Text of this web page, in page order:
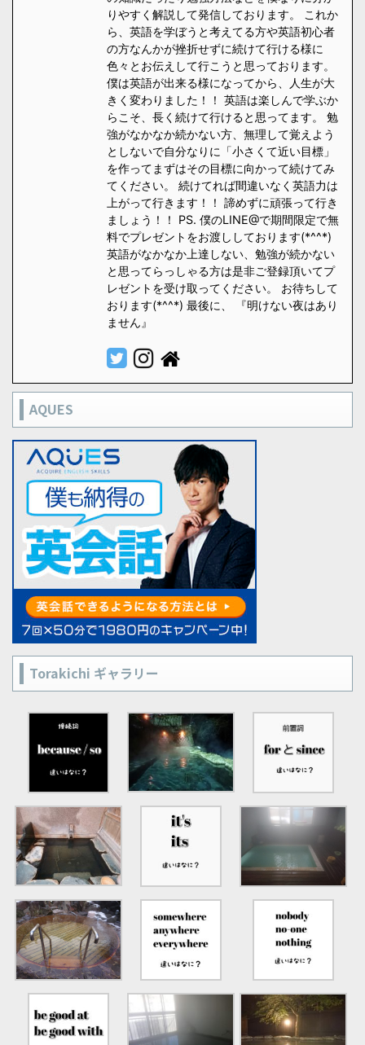
りやすく解説して発信しております。 これか
ら、英語を学ぼうと考えてる方や英語初心者
の方なんかが挫折せずに続けて行ける様に
色々とお伝えして行こうと思っております。
僕は英語が出来る様になってから、人生が大
きく変わりました！！ 英語は楽しんで学ぶか
らこそ、長く続けて行けると思ってます。 勉
強がなかなか続かない方、無理して覚えよう
としないで自分なりに「小さくて近い目標」
を作ってまずはその目標に向かって続けてみ
てください。 続けてれば間違いなく英語力は
上がって行きます！！ 諦めずに頑張って行き
ましょう！！ PS. 僕のLINE@で期間限定で無
料でプレゼントをお渡ししております(*^^*)
英語がなかなか上達しない、勉強が続かない
と思ってらっしゃる方は是非ご登録頂いてプ
レゼントを受け取ってください。 お待ちして
おります(*^^*) 最後に、 『明けない夜はあり
ません』
AQUES
Torakichi ギャラリー